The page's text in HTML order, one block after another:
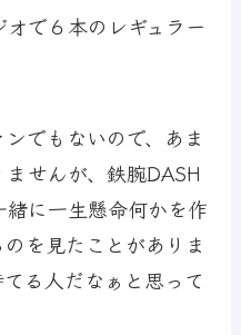
で６本のレギュラー
でもないので、あま
せんが、鉄腕DASH
に一生懸命何かを作
を見たことがありま
る人だなぁと思って